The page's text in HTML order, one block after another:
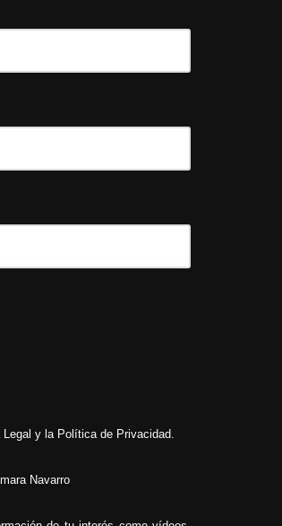
Legal y la Política de Privacidad.
Navarro